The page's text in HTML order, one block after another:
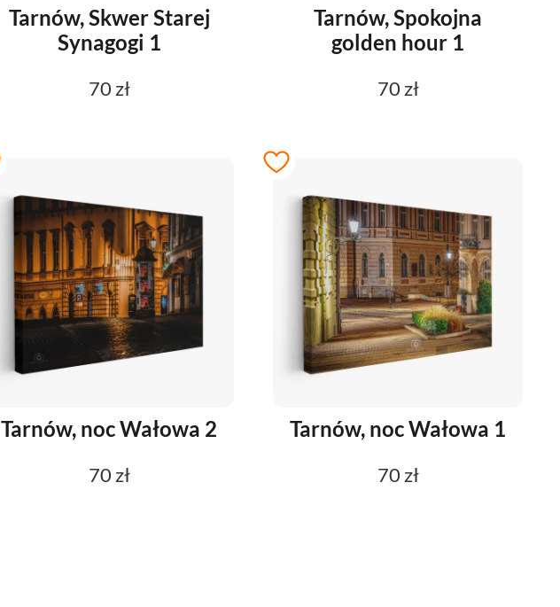
Tarnów, Skwer Starej
Synagogi 1
70 zł
Tarnów, Spokojna
golden hour 1
70 zł
Tarnów, noc Wałowa 2
70 zł
Tarnów, noc Wałowa 1
70 zł